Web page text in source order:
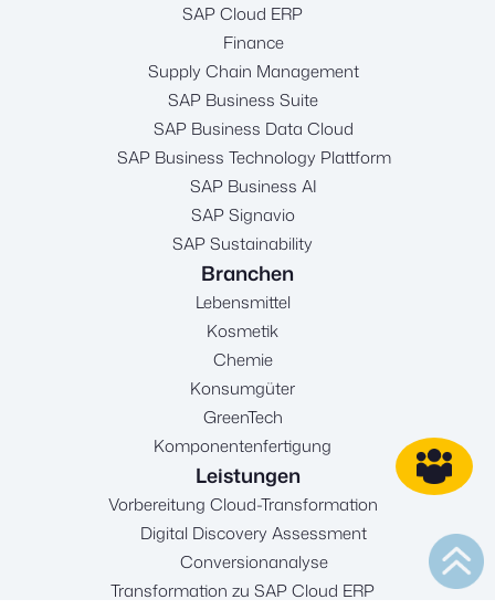
SAP Cloud ERP
Finance
Supply Chain Management
SAP Business Suite
SAP Business Data Cloud
SAP Business Technology Plattform
SAP Business AI
SAP Signavio
SAP Sustainability
Branchen
Lebensmittel
Kosmetik
Chemie
Konsumgüter
GreenTech
Komponentenfertigung
Leistungen
Vorbereitung Cloud-Transformation
Digital Discovery Assessment
Conversionanalyse
Transformation zu SAP Cloud ERP